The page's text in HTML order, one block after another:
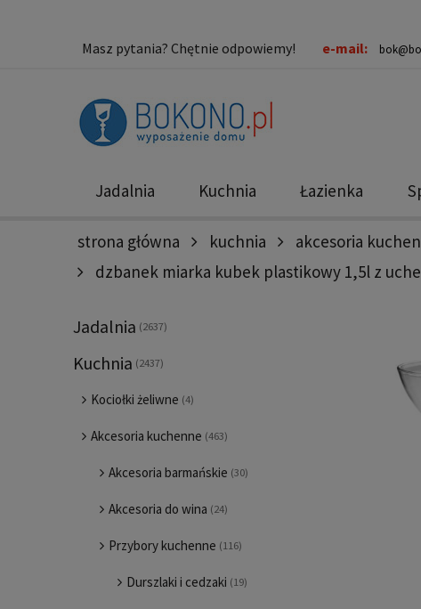
Masz pytania? Chętnie odpowiemy! e-mail:
Jadalnia Kuchnia Łazienka
Nowości Promocje
strona główna kuchnia akcesoria
dzbanek miarka kubek plastikowy 1,5l z
Jadalnia (2637)
Kuchnia (2437)
Kociołki żeliwne (4)
Akcesoria kuchenne (463)
Akcesoria barmańskie (30)
Akcesoria do wina (24)
Przybory kuchenne (116)
Durszlaki i cedzaki (19)